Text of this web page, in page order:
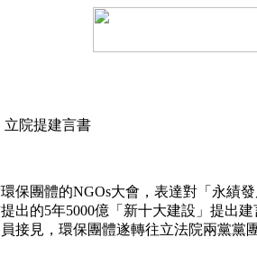
立院提建言書
團體的NGOs大會，表達對「永績發
出的5年5000億「新十大建設」提出
接見，環保團體遂轉往立法院兩黨黨